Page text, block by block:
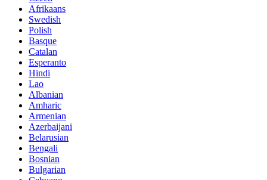
Afrikaans
Swedish
Polish
Basque
Catalan
Esperanto
Hindi
Lao
Albanian
Amharic
Armenian
Azerbaijani
Belarusian
Bengali
Bosnian
Bulgarian